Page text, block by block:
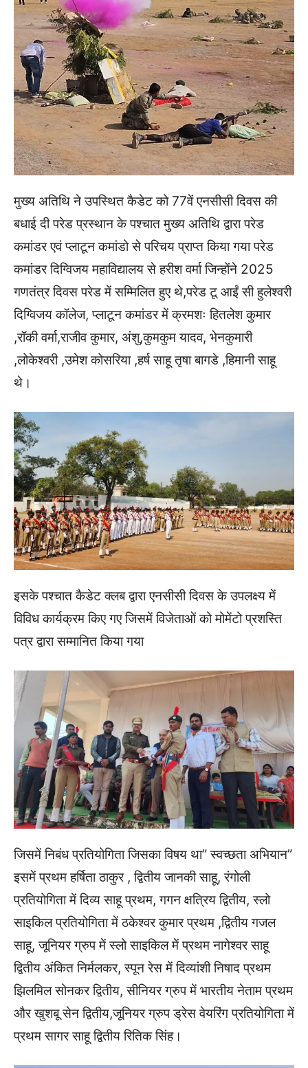
मुख्य अतिथि ने उपस्थित कैडेट को 77वें एनसीसी दिवस की
बधाई दी परेड प्रस्थान के पश्चात मुख्य अतिथि द्वारा परेड
कमांडर एवं प्लाटून कमांडो से परिचय प्राप्त किया गया परेड
कमांडर दिग्विजय महाविद्यालय से हरीश वर्मा जिन्होंने 2025
गणतंत्र दिवस परेड में सम्मिलित हुए थे,परेड टू आईं सी हुलेश्वरी
दिग्विजय कॉलेज, प्लाटून कमांडर में क्रमशः हितलेश कुमार
,रॉकी वर्मा,राजीव कुमार, अंशु,कुमकुम यादव, भेनकुमारी
,लोकेश्वरी ,उमेश कोसरिया ,हर्ष साहू तृषा बागडे ,हिमानी साहू
थे।
इसके पश्चात कैडेट क्लब द्वारा एनसीसी दिवस के उपलक्ष्य में
विविध कार्यक्रम किए गए जिसमें विजेताओं को मोमेंटो प्रशस्ति
पत्र द्वारा सम्मानित किया गया
जिसमें निबंध प्रतियोगिता जिसका विषय था” स्वच्छता अभियान”
इसमें प्रथम हर्षिता ठाकुर , द्वितीय जानकी साहू, रंगोली
प्रतियोगिता में दिव्य साहू प्रथम, गगन क्षत्रिय द्वितीय, स्लो
साइकिल प्रतियोगिता में ठकेश्वर कुमार प्रथम ,द्वितीय गजल
साहू, जूनियर ग्रुप में स्लो साइकिल में प्रथम नागेश्वर साहू
द्वितीय अंकित निर्मलकर, स्पून रेस में दिव्यांशी निषाद प्रथम
झिलमिल सोनकर द्वितीय, सीनियर ग्रुप में भारतीय नेताम प्रथम
और खुशबू सेन द्वितीय,जूनियर ग्रुप ड्रेस वेयरिंग प्रतियोगिता में
प्रथम सागर साहू द्वितीय रितिक सिंह।